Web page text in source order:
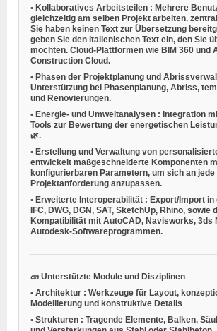
• Kollaboratives Arbeitsteilen : Mehrere
gleichzeitig am selben Projekt arbeiten.
Sie haben keinen Text zur Übersetzung
geben Sie den italienischen Text ein, den Sie
möchten. Cloud-Plattformen wie BIM 360 und
Construction Cloud.
• Phasen der Projektplanung und
Unterstützung bei Phasenplanung, Abriss,
und Renovierungen.
• Energie- und Umweltanalysen : Integration
Tools zur Bewertung der energetischen
🌿.
• Erstellung und Verwaltung von
entwickelt maßgeschneiderte Komponenten
konfigurierbaren Parametern, um sich an jede
Projektanforderung anzupassen.
• Erweiterte Interoperabilität : Export/Import in
IFC, DWG, DGN, SAT, SketchUp, Rhino, sowie
Kompatibilität mit AutoCAD, Navisworks, 3ds
Autodesk-Softwareprogrammen.
🧱 Unterstützte Module und Disziplinen
• Architektur : Werkzeuge für Layout,
Modellierung und konstruktive Details
• Strukturen : Tragende Elemente, Balken,